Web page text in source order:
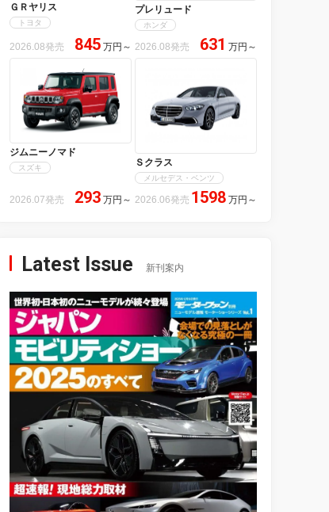
ＧＲヤリス
トヨタ
2026.08発売 845 万円 ～
プレリュード
ホンダ
2026.08発売 631 万円 ～
ジムニーノマド
スズキ
2026.07発売 293 万円 ～
Ｓクラス
メルセデス・ベンツ
2026.06発売 1598 万円 ～
Latest Issue 新刊案内